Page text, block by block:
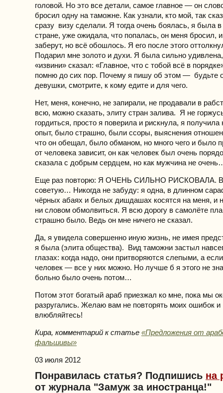
головой. Но это все детали, самое главное — он
бросил одну на таможне. Как узнали, кто мой, так
сразу визу сделали. Я тогда очень боялась, я была
стране, уже ожидала, что попалась, он меня бросил,
заберут, но всё обошлось. Я его после этого
Подарил мне золото и духи. Я была сильно
«извини» сказал: «Главное, что с тобой всё в
помню до сих пор. Почему я пишу об этом — будьте
девушки, смотрите, к кому едите и для чего.
Нет, меня, конечно, не запирали, не продавали в
всю, можно сказать, элиту стран залива. Я не
гордиться, просто я поверила и рискнула, я
опыт, было страшно, были ссоры, выяснения
что он обещал, было обманом, но много чего и было
от человека зависит, он как человек был очень
сказала с добрым сердцем, но как мужчина не
Еще раз повторю: Я ОЧЕНЬ СИЛЬНО РИСКОВАЛА.
советую… Никогда не забуду: я одна, в длинном
чёрных абаях и белых дишдашах косятся на меня, и
ни словом обмолвиться. Я всю дорогу в самолёте
страшно было. Ведь он мне ничего не сказал.
Да, я увидела совершенно иную жизнь, не имея
я была (элита общества). Вид таможни застыл
глазах: когда надо, они притворяются слепыми, а
человек — все у них можно. Но лучше б я этого не
больно было очень потом…
Потом этот богатый араб приезжал ко мне, пока мы
разругались. Желаю вам не повторять моих ошибок и
влюбляйтесь!
Кира, комментарий к статье «Предложения от
фальшивы»
03 июля 2012
Понравилась статья? Подпишись на
от журнала "Замуж за иностранца!"